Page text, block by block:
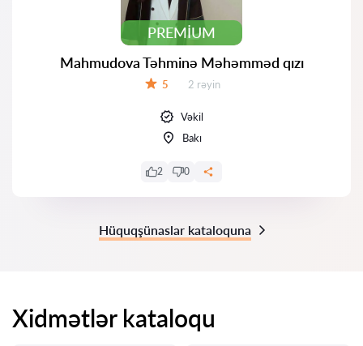
PREMIUM
Mahmudova Təhminə Məhəmməd qızı
5 Rəylər:
2 rəyin
Vəkil
Bakı
2 0
Hüquqşünaslar kataloquna
Xidmətlər kataloqu